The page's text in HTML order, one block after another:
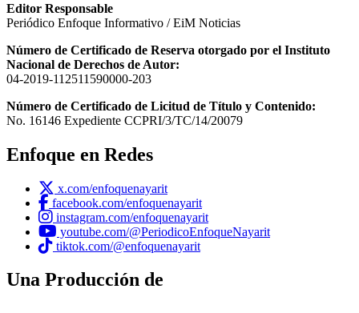
Editor Responsable
Periódico Enfoque Informativo / EiM Noticias
Número de Certificado de Reserva otorgado por el Instituto
Nacional de Derechos de Autor:
04-2019-112511590000-203
Número de Certificado de Licitud de Título y Contenido:
No. 16146 Expediente CCPRI/3/TC/14/20079
Enfoque en Redes
x.com/enfoquenayarit
facebook.com/enfoquenayarit
instagram.com/enfoquenayarit
youtube.com/@PeriodicoEnfoqueNayarit
tiktok.com/@enfoquenayarit
Una Producción de